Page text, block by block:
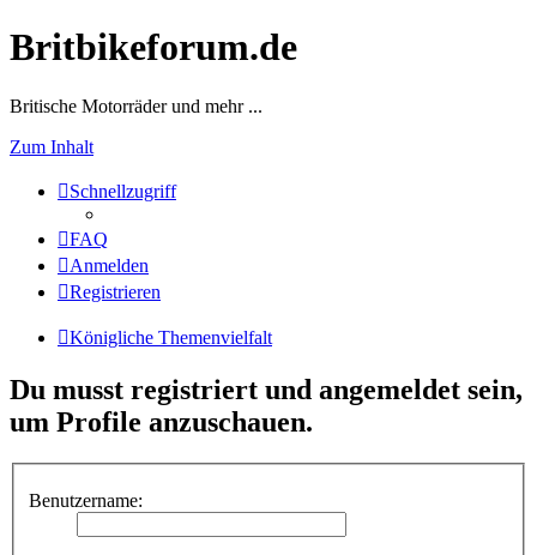
Britbikeforum.de
Britische Motorräder und mehr ...
Zum Inhalt
Schnellzugriff
FAQ
Anmelden
Registrieren
Königliche Themenvielfalt
Du musst registriert und angemeldet sein,
um Profile anzuschauen.
Benutzername: